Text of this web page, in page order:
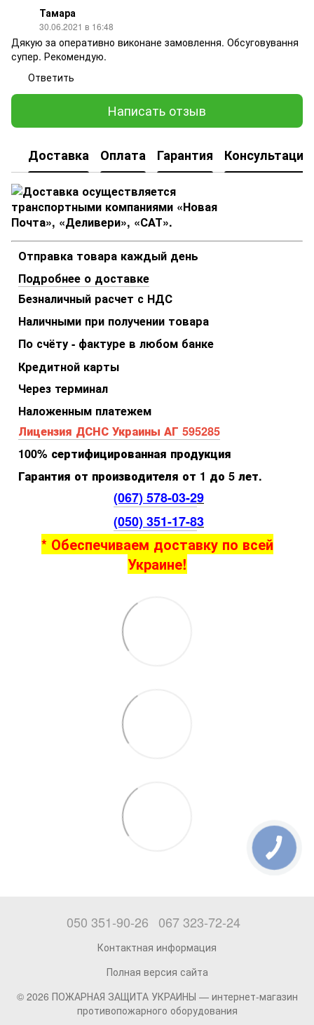
Тамара
30.06.2021 в 16:48
Дякую за оперативно виконане замовлення. Обсуговування
супер. Рекомендую.
Ответить
Написать отзыв
Доставка Оплата Гарантия Консультация
Отправка товара каждый день
Подробнее о доставке
Безналичный расчет с НДС
Наличными при получении товара
По счёту - фактуре в любом банке
Кредитной карты
Через терминал
Наложенным платежем
Лицензия ДСНС Украины АГ 595285
100% сертифицированная продукция
Гарантия от производителя от 1 до 5 лет.
(067) 578-03-29
(050) 351-17-83
* Обеспечиваем доставку по всей
Украине!
050 351-90-26 067 323-72-24
Контактная информация
Полная версия сайта
© 2026 ПОЖАРНАЯ ЗАЩИТА УКРАИНЫ — интернет-магазин
противопожарного оборудования